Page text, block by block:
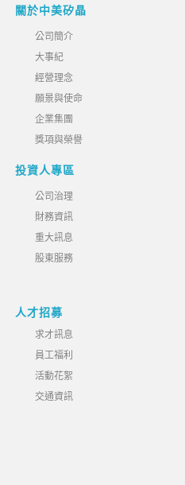
關於中美矽晶
公司簡介
大事紀
經營理念
願景與使命
企業集團
獎項與榮譽
投資人專區
公司治理
財務資訊
重大訊息
股東服務
人才招募
求才訊息
員工福利
活動花絮
交通資訊